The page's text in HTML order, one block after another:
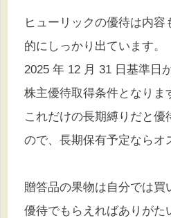
ヒューリックの優待は内容
的にしっかり出ています。
2025 年 12 月 31 日基準日
株主優待取得条件となりま
これだけの長期縛りだと優
ので、長期保有予定なら
贈答品の果物は自分では買
優待でもらえればありがた